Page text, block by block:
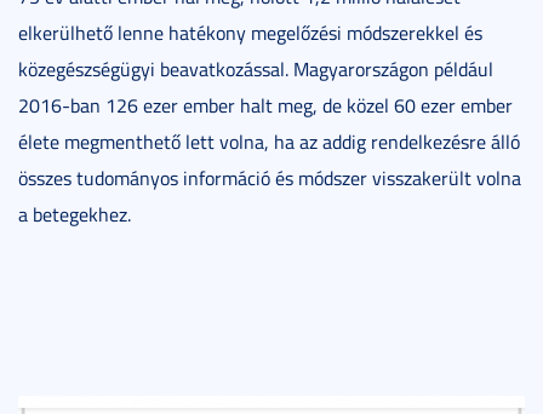
elkerülhető lenne hatékony megelőzési módszerekkel és
közegészségügyi beavatkozással. Magyarországon például
2016-ban 126 ezer ember halt meg, de közel 60 ezer ember
élete megmenthető lett volna, ha az addig rendelkezésre álló
összes tudományos információ és módszer visszakerült volna
a betegekhez.